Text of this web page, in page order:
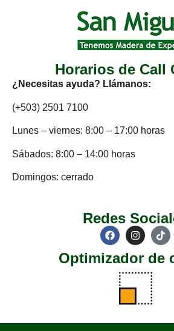
Horarios de Call
¿Necesitas ayuda? Llámanos:
(+503) 2501 7100
Lunes – viernes: 8:00 – 17:00 horas
Sábados: 8:00 – 14:00 horas
Domingos: cerrado
Redes
Optimizador de